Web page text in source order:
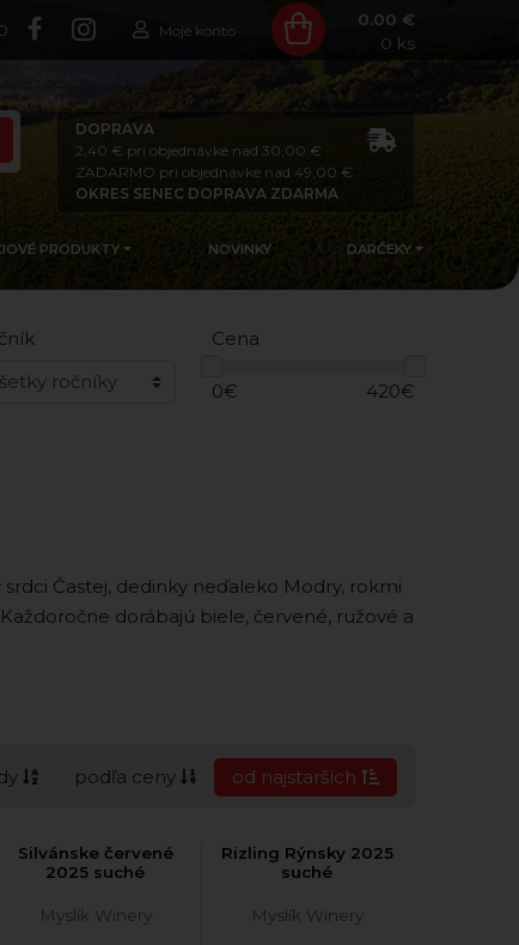
Moje konto
0.00 €
0 ks
DOPRAVA
2,40 € pri objednávke nad 30,00 €
ZADARMO pri objednávke nad 49,00 €
OKRES SENEC DOPRAVA ZDARMA
PRODUKTY NOVINKY DARČEKY
Cena
0€ 420€
srdci Častej, dedinky neďaleko Modry, rokmi
dorábajú biele, červené, ružové a
podľa ceny od najstarších
Silvánske červené
2025 suché
Myslík Winery
Rizling Rýnsky 2025
suché
Myslík Winery